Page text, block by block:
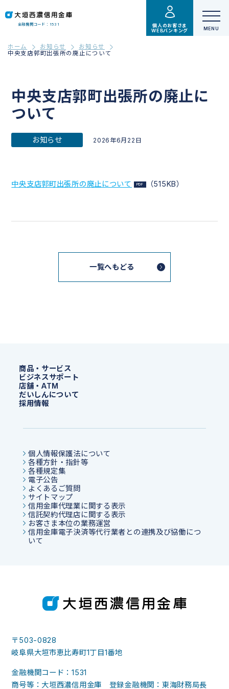
金融機関コード：1531
個人のお客さま
WEBバンキング
ホーム お知らせ
お知らせ
中央支店郭町出張所の廃止について
中央支店郭町出張所の廃止に
ついて
お知らせ 2026年6月22日
中央支店郭町出張所の廃止について （515KB）
一覧へもどる
商品・サービス
ビジネスサポート
店舗・ATM
だいしんについて
採用情報
個人情報保護法について
各種方針・指針等
各種規定集
電子公告
よくあるご質問
サイトマップ
信用金庫代理業に関する表示
信託契約代理店に関する表示
お客さま本位の業務運営
信用金庫電子決済等代行業者との連携及び協働につ
いて
〒503-0828
岐阜県大垣市恵比寿町1丁目1番地
金融機関コード：1531
商号等：大垣西濃信用金庫 登録金融機関：東海財務局長